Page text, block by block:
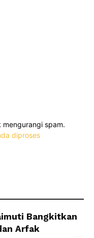
mengurangi spam.
diproses
Bangkitkan
Arfak